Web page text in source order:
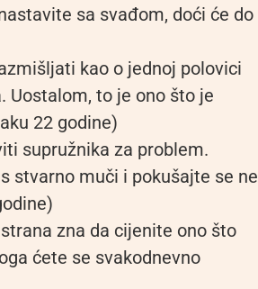
sa svađom, doći će do
kao o jednoj polovici
Uostalom, to je ono što je
22 godine)
supružnika za problem.
stvarno muči i pokušajte se ne
zna da cijenite ono što
ćete se svakodnevno